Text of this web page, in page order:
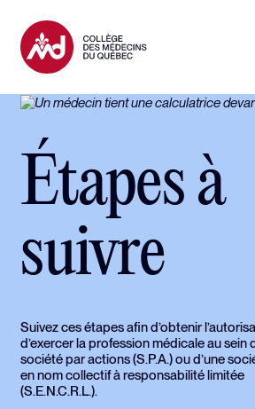
Étapes à
suivre
Suivez ces étapes afin d’obtenir
d’exercer la profession médicale au sein
société par actions (S.P.A.) ou d’une
en nom collectif à responsabilité limitée
(S.E.N.C.R.L.).